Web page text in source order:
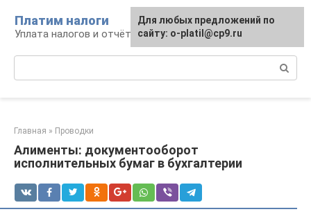
контенту
Платим налоги
Уплата налогов и отчётность
Главная » Проводки
Алименты: документооборот
исполнительных бумаг в бухгалтерии
Для любых предложений по
сайту: o-platil@cp9.ru